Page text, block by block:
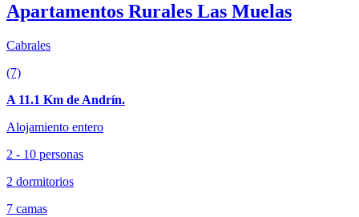
Apartamentos Rurales Las Muelas
Cabrales
(7)
A 11.1 Km de Andrín.
Alojamiento entero
2 - 10 personas
2 dormitorios
7 camas